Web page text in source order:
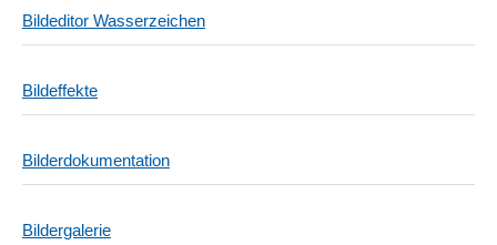
Bildeditor Wasserzeichen
Bildeffekte
Bilderdokumentation
Bildergalerie